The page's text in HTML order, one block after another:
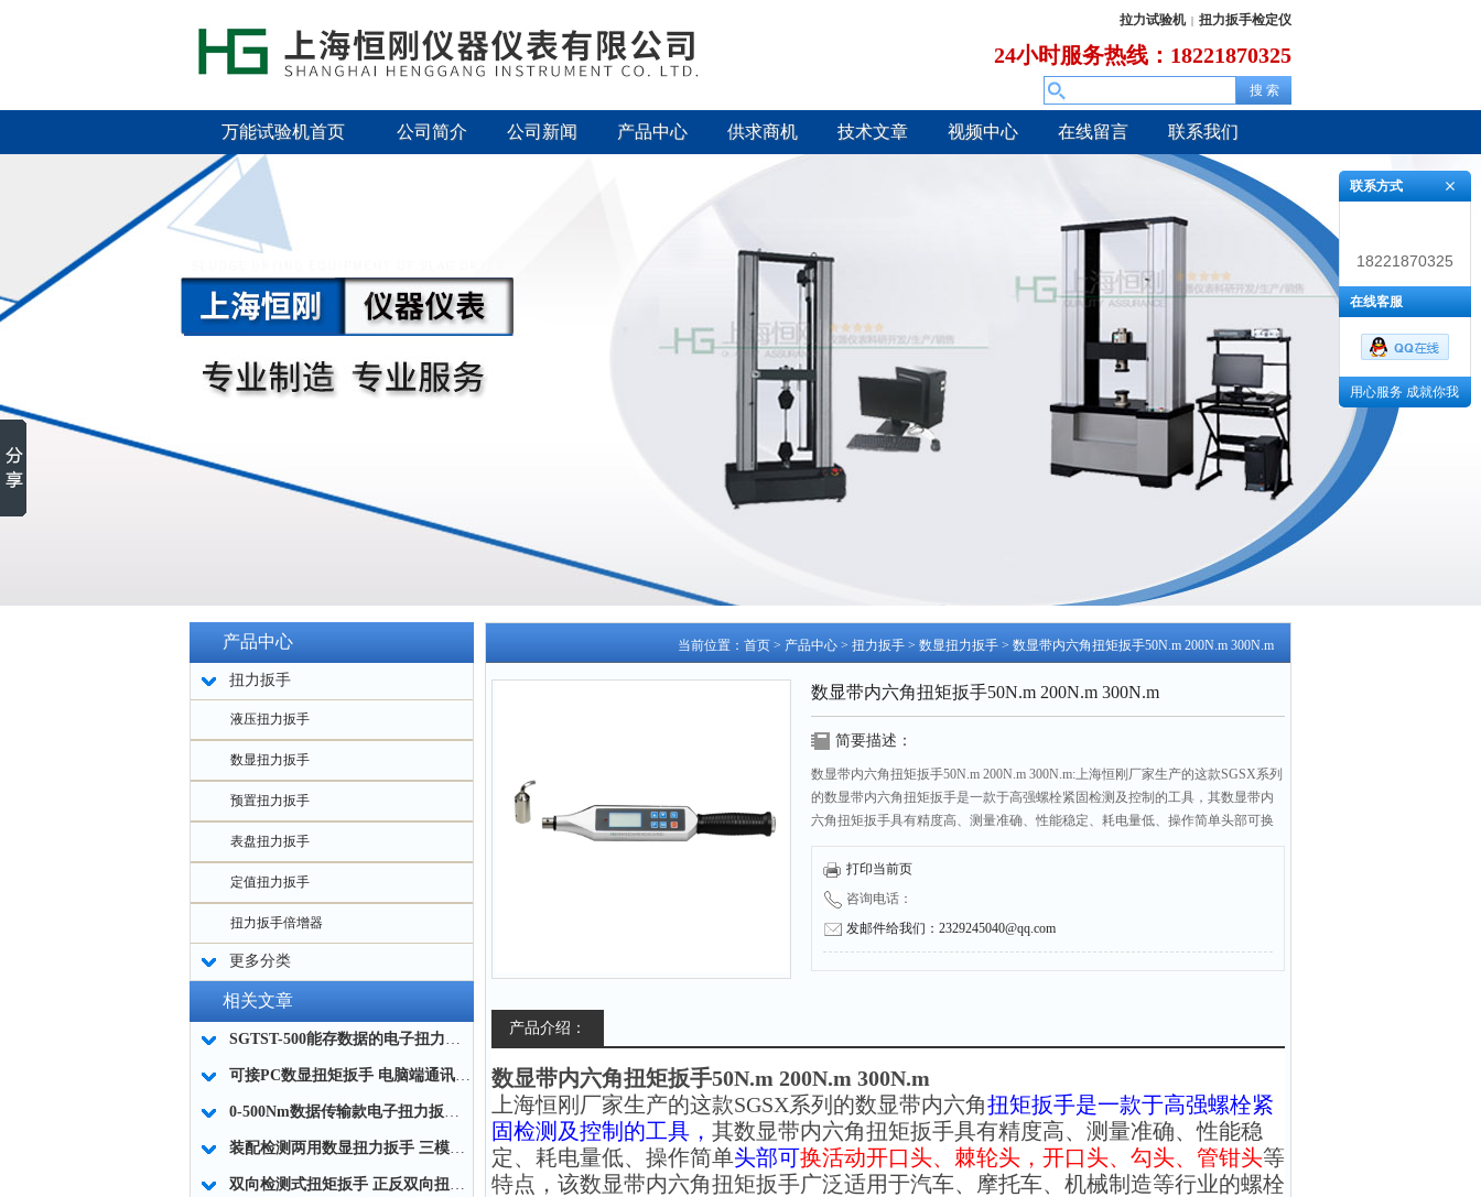
拉力试验机 | 扭力扳手检定仪
24小时服务热线：18221870325
万能试验机首页 公司简介 公司新闻 产品中心 供求商机 技术文章 视频中心 在线留言 联系我们
产品中心
扭力扳手
液压扭力扳手
数显扭力扳手
预置扭力扳手
表盘扭力扳手
定值扭力扳手
扭力扳手倍增器
更多分类
相关文章
SGTST-500能存数据的电子扭力扳手 带工作记录的智能扭力扳手厂家
可接PC数显扭矩扳手 电脑端通讯力矩扳手 数据上传电脑电子扭力扳手厂家
0-500Nm数据传输款电子扭力扳手,信号输出追溯扭矩值的扭矩扳手
装配检测两用数显扭力扳手 三模式切换扭矩扳手 工业紧固测量力矩扳手品牌
双向检测式扭矩扳手 正反双向扭力测试检测扳手 正旋反旋力矩扳手厂家
当前位置： 首页 > 产品中心 > 扭力扳手 > 数显扭力扳手 > 数显带内六角扭矩扳手50N.m 200N.m 300N.m
数显带内六角扭矩扳手50N.m 200N.m 300N.m
简要描述：
数显带内六角扭矩扳手50N.m 200N.m 300N.m:上海恒刚厂家生产的这款SGSX系列
的数显带内六角扭矩扳手是一款于高强螺栓紧固检测及控制的工具，其数显带内
六角扭矩扳手具有精度高、测量准确、性能稳定、耗电量低、操作简单头部可换
活动开口头、棘轮头，开口头、勾头、管钳头等特点
打印当前页
咨询电话：
发邮件给我们：2329245040@qq.com
产品介绍：
数显带内六角扭矩扳手50N.m 200N.m 300N.m
上海恒刚厂家生产的这款SGSX系列的数显带内六角扭矩扳手是一款于高强螺栓紧
固检测及控制的工具， 其数显带内六角扭矩扳手具有精度高、测量准确、性能稳
定、耗电量低、操作简单头部可换活动开口头、 棘轮头， 开口头、勾头、管钳头等
特点， 该数显带内六角扭矩扳手广泛适用于汽车、摩托车、机械制造等行业的螺栓
联系方式
18221870325
在线客服
用心服务 成就你我